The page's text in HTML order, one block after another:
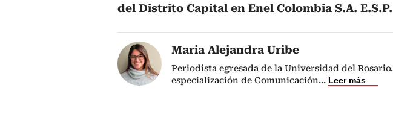
del Distrito Capital en Enel Colombia S.A. E.S.P.
Maria Alejandra Uribe
Periodista egresada de la Universidad del
especialización de Comunicación... Leer más